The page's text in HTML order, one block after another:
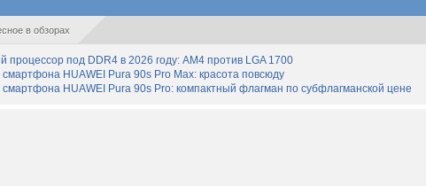
в обзорах
процессор под DDR4 в 2026 году: AM4 против LGA 1700
HUAWEI Pura 90s Pro Max: красота повсюду
HUAWEI Pura 90s Pro: компактный флагман по субфлагманской цене